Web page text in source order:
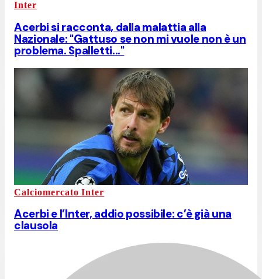
Inter
Acerbi si racconta, dalla malattia alla
Nazionale: "Gattuso se non mi vuole non è un
problema. Spalletti..."
Calciomercato Inter
Acerbi e l’Inter, addio possibile: c’è già una
clausola